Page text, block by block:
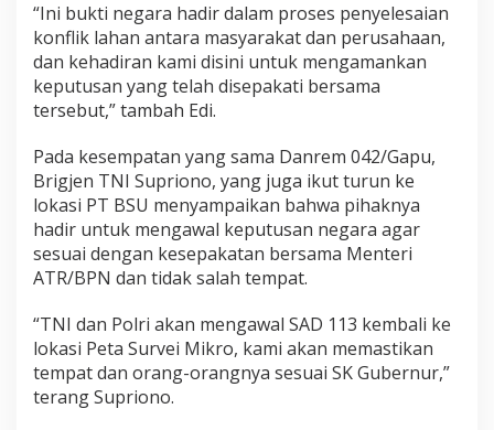
“Ini bukti negara hadir dalam proses penyelesaian
konflik lahan antara masyarakat dan perusahaan,
dan kehadiran kami disini untuk mengamankan
keputusan yang telah disepakati bersama
tersebut,” tambah Edi.
Pada kesempatan yang sama Danrem 042/Gapu,
Brigjen TNI Supriono, yang juga ikut turun ke
lokasi PT BSU menyampaikan bahwa pihaknya
hadir untuk mengawal keputusan negara agar
sesuai dengan kesepakatan bersama Menteri
ATR/BPN dan tidak salah tempat.
“TNI dan Polri akan mengawal SAD 113 kembali ke
lokasi Peta Survei Mikro, kami akan memastikan
tempat dan orang-orangnya sesuai SK Gubernur,”
terang Supriono.